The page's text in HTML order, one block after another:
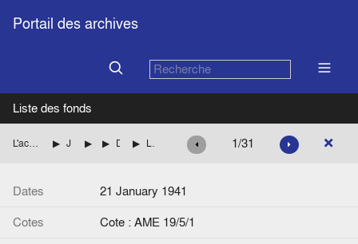
Portail des archives
Liste des fonds
L'action de Jean Monnet pendant la Seconde guerre mondiale Dossiers personnels
Lettre, de C.L. Lindemann (Brigadier général, ambassade de Grande-Bretagne) à J.M. 1/31
Dates
21 January 1941
Cotes
Cote : AME 19/5/1